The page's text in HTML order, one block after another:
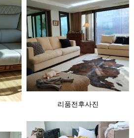
리품전후사진